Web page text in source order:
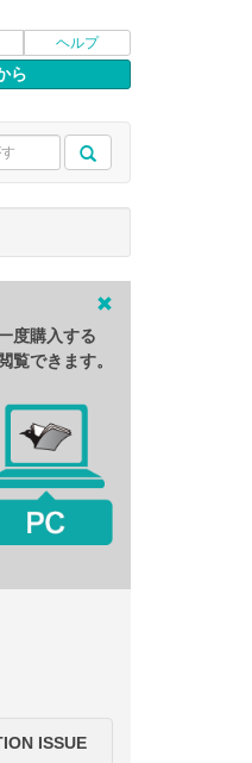
ヘルプ
ら
度購入する
覧できます。
ISSUE